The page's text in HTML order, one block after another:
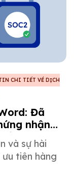
CHI TIẾT VỀ DỊCH
Đã
nhận
SOC 2.
và sự hài
tiên hàng